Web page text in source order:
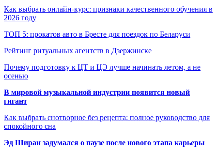
Как выбрать онлайн-курс: признаки качественного обучения в
2026 году
ТОП 5: прокатов авто в Бресте для поездок по Беларуси
Рейтинг ритуальных агентств в Дзержинске
Почему подготовку к ЦТ и ЦЭ лучше начинать летом, а не
осенью
В мировой музыкальной индустрии появится новый
гигант
Как выбрать снотворное без рецепта: полное руководство для
спокойного сна
Эд Ширан задумался о паузе после нового этапа карьеры